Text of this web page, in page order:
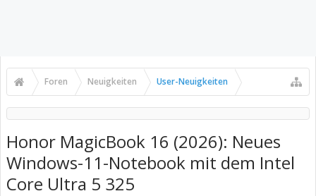
Foren Neuigkeiten User-Neuigkeiten
Honor MagicBook 16 (2026): Neues
Windows-11-Notebook mit dem Intel
Core Ultra 5 325